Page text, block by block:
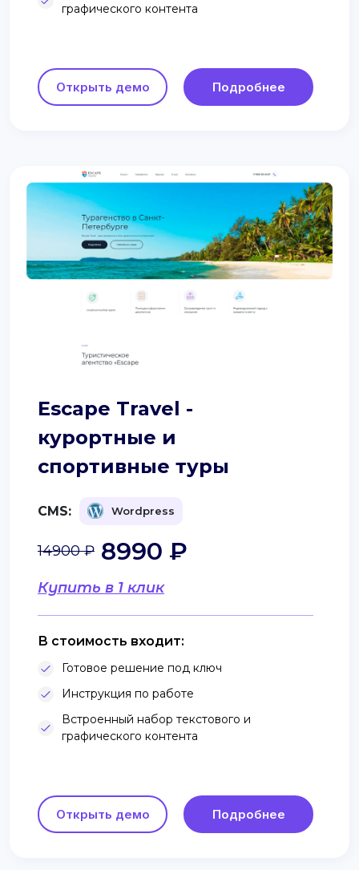
графического контента
Открыть демо Подробнее
Escape Travel -
курортные и
спортивные туры
CMS: Wordpress
Купить в 1 клик
14900 ₽ 8990 ₽
В стоимость входит:
Готовое решение под ключ
Инструкция по работе
Встроенный набор текстового и
графического контента
Открыть демо Подробнее